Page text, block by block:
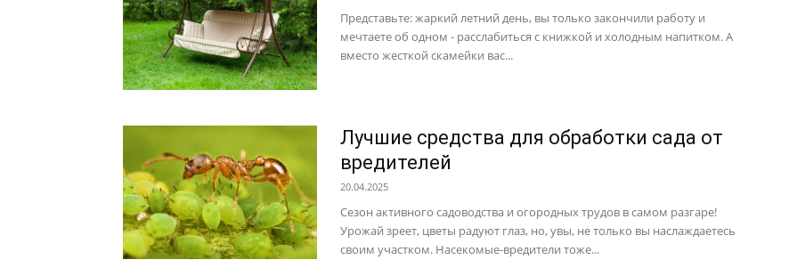
Представьте: жаркий летний день, вы только закончили работу и
мечтаете об одном - расслабиться с книжкой и холодным напитком. А
вместо жесткой скамейки вас...
Лучшие средства для обработки сада от
вредителей
20.04.2025
Сезон активного садоводства и огородных трудов в самом разгаре!
Урожай зреет, цветы радуют глаз, но, увы, не только вы наслаждаетесь
своим участком. Насекомые-вредители тоже...